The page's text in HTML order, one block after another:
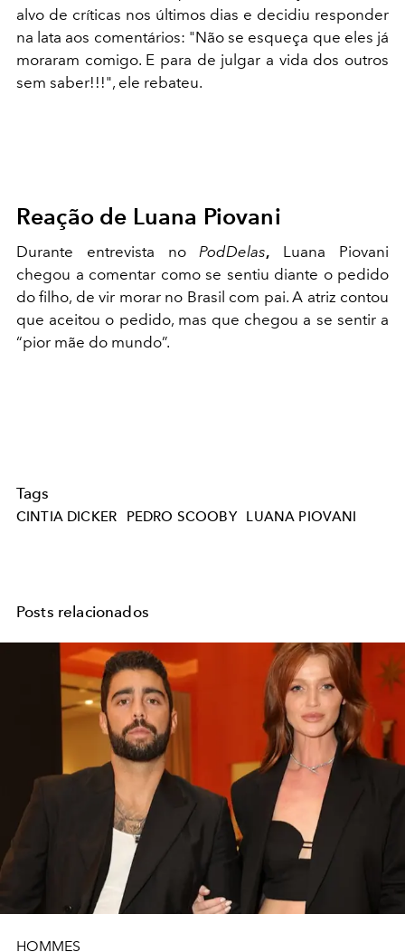
alvo de críticas nos últimos dias e decidiu responder
na lata aos comentários: "Não se esqueça que eles já
moraram comigo. E para de julgar a vida dos outros
sem saber!!!", ele rebateu.
Reação de Luana Piovani
Durante entrevista noPodDelas, Luana Piovani
chegou a comentar como se sentiu diante o pedido
do filho, de vir morar no Brasil com pai. A atriz contou
que aceitou o pedido, mas que chegou a se sentir a
“pior mãe do mundo”.
Tags
CINTIA DICKER PEDRO SCOOBY LUANA PIOVANI
Posts relacionados
HOMMES